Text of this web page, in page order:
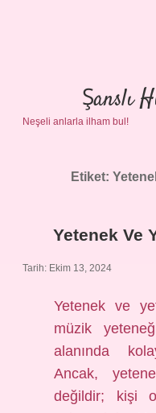
Şanslı
Neşeli anlarla ilham bul!
Etiket:
Yetenek Ve
Tarih: Ekim 13, 2024
Yetenek ve
müzik
alanında
Ancak,
değildir; kişi